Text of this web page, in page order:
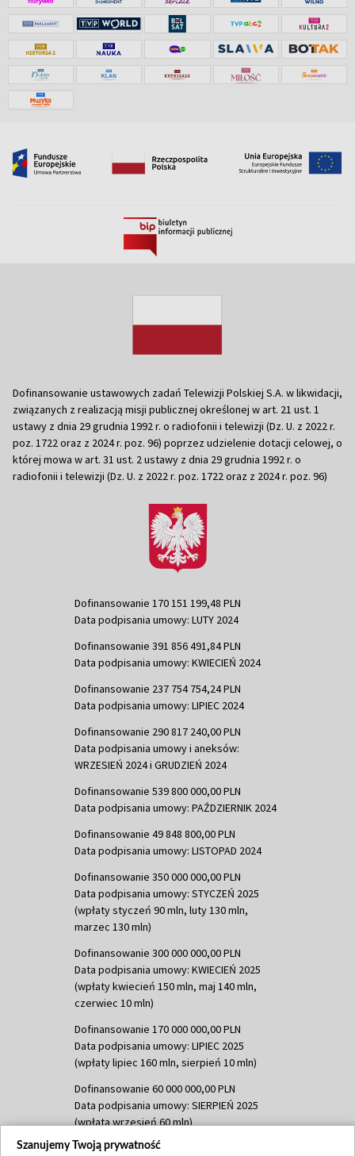
Dofinansowanie ustawowych zadań Telewizji Polskiej S.A. w likwidacji,
związanych z realizacją misji publicznej określonej w art. 21 ust. 1
ustawy z dnia 29 grudnia 1992 r. o radiofonii i telewizji (Dz. U. z 2022 r.
poz. 1722 oraz z 2024 r. poz. 96) poprzez udzielenie dotacji celowej, o
której mowa w art. 31 ust. 2 ustawy z dnia 29 grudnia 1992 r. o
radiofonii i telewizji (Dz. U. z 2022 r. poz. 1722 oraz z 2024 r. poz. 96)
Dofinansowanie 170 151 199,48 PLN
Data podpisania umowy: LUTY 2024
Dofinansowanie 391 856 491,84 PLN
Data podpisania umowy: KWIECIEŃ 2024
Dofinansowanie 237 754 754,24 PLN
Data podpisania umowy: LIPIEC 2024
Dofinansowanie 290 817 240,00 PLN
Data podpisania umowy i aneksów:
WRZESIEŃ 2024 i GRUDZIEŃ 2024
Dofinansowanie 539 800 000,00 PLN
Data podpisania umowy: PAŹDZIERNIK 2024
Dofinansowanie 49 848 800,00 PLN
Data podpisania umowy: LISTOPAD 2024
Dofinansowanie 350 000 000,00 PLN
Data podpisania umowy: STYCZEŃ 2025
(wpłaty styczeń 90 mln, luty 130 mln,
marzec 130 mln)
Dofinansowanie 300 000 000,00 PLN
Data podpisania umowy: KWIECIEŃ 2025
(wpłaty kwiecień 150 mln, maj 140 mln,
czerwiec 10 mln)
Dofinansowanie 170 000 000,00 PLN
Data podpisania umowy: LIPIEC 2025
(wpłaty lipiec 160 mln, sierpień 10 mln)
Dofinansowanie 60 000 000,00 PLN
Data podpisania umowy: SIERPIEŃ 2025
(wpłata wrzesień 60 mln)
Dofinansowanie 635 783 051,21 PLN
Szanujemy Twoją prywatność